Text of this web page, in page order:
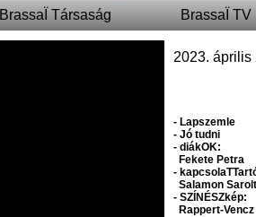
BrassaÏ Társaság BrassaÏ TV
2023. április
- Lapszemle
- Jó tudni
- diákOK:
Fekete Petra
-
Salamon
- SZÍNÉSZkép:
Rappert-